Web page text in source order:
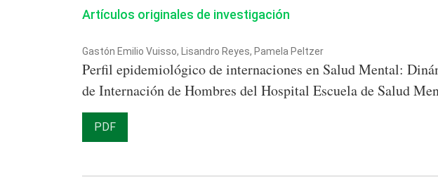
Artículos originales de investigación
Gastón Emilio Vuisso, Lisandro Reyes, Pamela Peltzer
Perfil epidemiológico de internaciones en Salud Mental:
de Internación de Hombres del Hospital Escuela de Salud
PDF